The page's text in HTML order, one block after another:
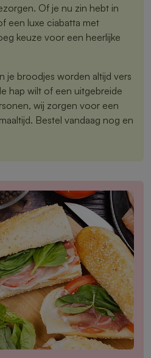
Of je nu zin hebt in
een luxe ciabatta met
keuze voor een heerlijke
je broodjes worden altijd vers
hap wilt of een uitgebreide
wij zorgen voor een
Bestel vandaag nog en